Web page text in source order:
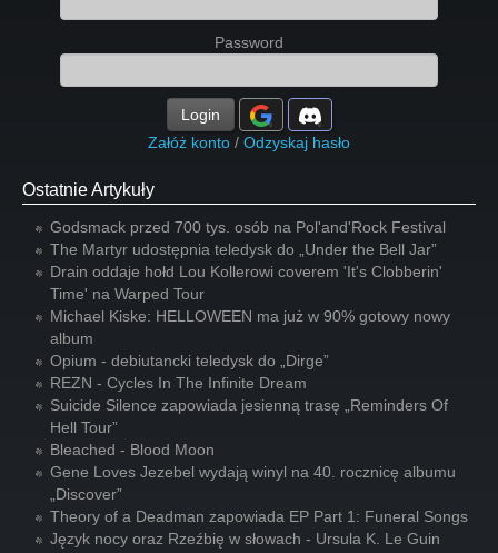
Password
Login
Załóż konto / Odzyskaj hasło
Ostatnie Artykuły
Godsmack przed 700 tys. osób na Pol'and'Rock Festival
The Martyr udostępnia teledysk do „Under the Bell Jar”
Drain oddaje hołd Lou Kollerowi coverem 'It's Clobberin'
Time' na Warped Tour
Michael Kiske: HELLOWEEN ma już w 90% gotowy nowy
album
Opium - debiutancki teledysk do „Dirge”
REZN - Cycles In The Infinite Dream
Suicide Silence zapowiada jesienną trasę „Reminders Of
Hell Tour”
Bleached - Blood Moon
Gene Loves Jezebel wydają winyl na 40. rocznicę albumu
„Discover”
Theory of a Deadman zapowiada EP Part 1: Funeral Songs
Język nocy oraz Rzeźbię w słowach - Ursula K. Le Guin